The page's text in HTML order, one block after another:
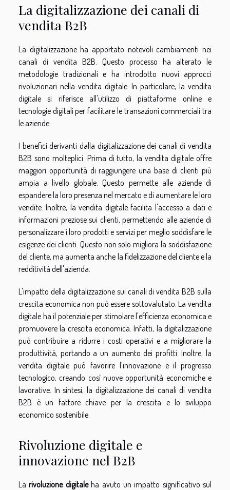
La digitalizzazione dei canali di
vendita B2B
La digitalizzazione ha apportato notevoli cambiamenti nei
canali di vendita B2B. Questo processo ha alterato le
metodologie tradizionali e ha introdotto nuovi approcci
rivoluzionari nella vendita digitale. In particolare, la vendita
digitale si riferisce all'utilizzo di piattaforme online e
tecnologie digitali per facilitare le transazioni commerciali tra
le aziende.
I benefici derivanti dalla digitalizzazione dei canali di vendita
B2B sono molteplici. Prima di tutto, la vendita digitale offre
maggiori opportunità di raggiungere una base di clienti più
ampia a livello globale. Questo permette alle aziende di
espandere la loro presenza nel mercato e di aumentare le loro
vendite. Inoltre, la vendita digitale facilita l'accesso a dati e
informazioni preziose sui clienti, permettendo alle aziende di
personalizzare i loro prodotti e servizi per meglio soddisfare le
esigenze dei clienti. Questo non solo migliora la soddisfazione
del cliente, ma aumenta anche la fidelizzazione del cliente e la
redditività dell'azienda.
L'impatto della digitalizzazione sui canali di vendita B2B sulla
crescita economica non può essere sottovalutato. La vendita
digitale ha il potenziale per stimolare l'efficienza economica e
promuovere la crescita economica. Infatti, la digitalizzazione
può contribuire a ridurre i costi operativi e a migliorare la
produttività, portando a un aumento dei profitti. Inoltre, la
vendita digitale può favorire l'innovazione e il progresso
tecnologico, creando così nuove opportunità economiche e
lavorative. In sintesi, la digitalizzazione dei canali di vendita
B2B è un fattore chiave per la crescita e lo sviluppo
economico sostenibile.
Rivoluzione digitale e
innovazione nel B2B
Larivoluzione digitaleha avuto un impatto significativo sul